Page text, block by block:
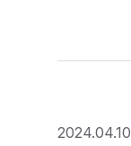
2024.04.10